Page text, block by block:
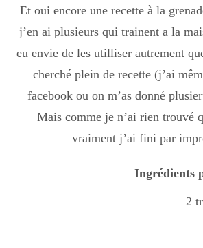
Catégories
Entrée
plats
Et oui encore une recette à la
j’en ai plusieurs qui trainent a la
eu envie de les utilliser autrement
cherché plein de recette (j’ai
facebook ou on m’as donné
Mais comme je n’ai rien trouvé
vraiment j’ai fini par
Ingrédients
2